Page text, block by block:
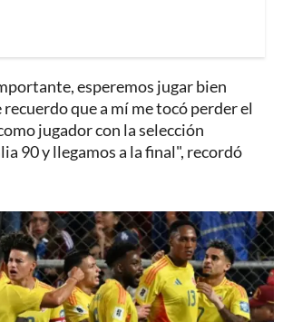
esperemos jugar bien
que a mí me tocó perder el
jugador con la selección
90 y llegamos a la final", recordó